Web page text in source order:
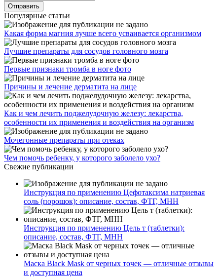
Популярные статьи
Какая форма магния лучше всего усваивается организмом
Лучшие препараты для сосудов головного мозга
Первые признаки тромба в ноге фото
Причины и лечение дерматита на лице
Как и чем лечить поджелудочную железу: лекарства,
особенности их применения и воздействия на организм
Мочегонные препараты при отеках
Чем помочь ребенку, у которого заболело ухо?
Свежие публикации
Инструкция по применению Цефотаксима натриевая
соль (порошок): описание, состав, ФТГ, МНН
Инструкция по применению Цель т (таблетки):
описание, состав, ФТГ, МНН
Маска Black Mask от черных точек — отличные отзывы
и доступная цена